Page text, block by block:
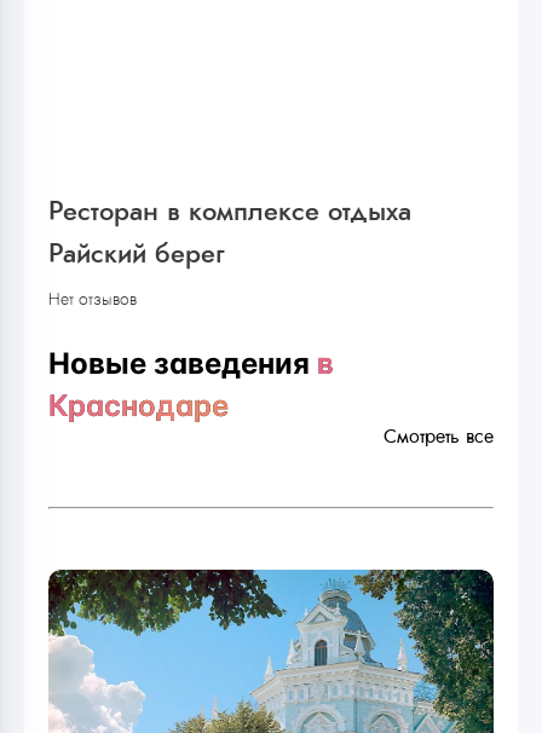
Ресторан в комплексе отдыха
Райский берег
Нет отзывов
Новые заведения в
Краснодаре
Смотреть все